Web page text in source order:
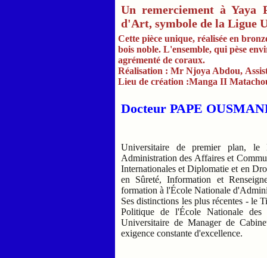
Un remerciement à
d'Art, symbole de la Ligue
Cette pièce unique, réalisée en
bois noble. L'ensemble, qui pèse
agrémenté de coraux.
Réalisation : Mr Njoya Abdou,
Lieu de création :Manga II
Docteur PAPE
Universitaire de premier plan,
Administration des Affaires et
Internationales et Diplomatie et en
en Sûreté, Information et
formation à l'École Nationale
Ses distinctions les plus récentes - le
Politique de l'École Nationale
Universitaire de Manager de
exigence constante d'excellence.